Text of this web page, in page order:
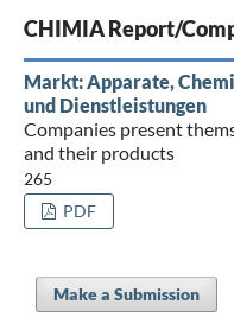
CHIMIA Report/
Markt: Apparate,
und Dienstleistungen
Companies present
and their products
265
PDF
Make a Submission